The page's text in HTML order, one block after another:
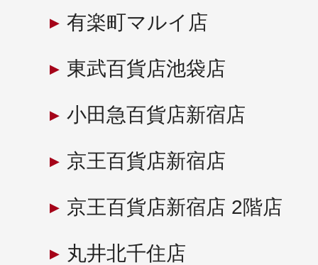
ご利用ガイド
よくあるご質問
有楽町マルイ店
東武百貨店池袋店
小田急百貨店新宿店
京王百貨店新宿店
京王百貨店新宿店 2階店
丸井北千住店